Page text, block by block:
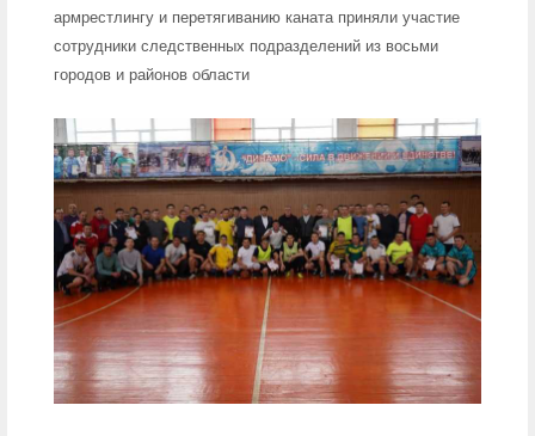
армрестлингу и перетягиванию каната приняли участие
сотрудники следственных подразделений из восьми
городов и районов области